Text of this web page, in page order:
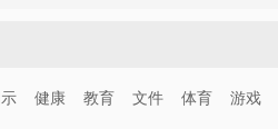
健康 教育 文件 体育 游戏